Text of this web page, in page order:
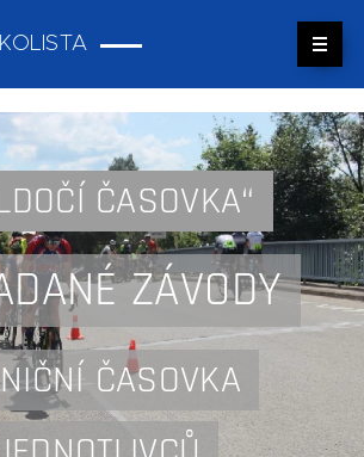
ČASOVKA“
ZÁVODY
ČASOVKA